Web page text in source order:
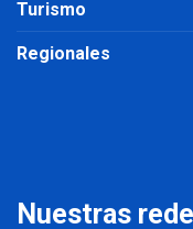
Turismo
Regionales
Nuestras